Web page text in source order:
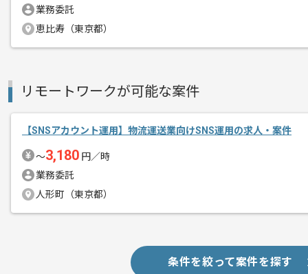
業務委託
恵比寿（東京都）
リモートワークが可能な案件
【SNSアカウント運用】物流運送業向けSNS運用の求人・案件
〜3,180 円／時
業務委託
人形町（東京都）
条件を絞って案件を探す